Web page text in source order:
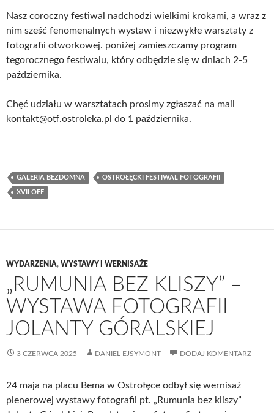
Nasz coroczny festiwal nadchodzi wielkimi krokami, a wraz z
nim sześć fenomenalnych wystaw i niezwykłe warsztaty z
fotografii otworkowej. poniżej zamieszczamy program
tegorocznego festiwalu, który odbędzie się w dniach 2-5
października.
Chęć udziału w warsztatach prosimy zgłaszać na mail
kontakt@otf.ostroleka.pl do 1 października.
GALERIA BEZDOMNA OSTROŁĘCKI FESTIWAL FOTOGRAFII
XVII OFF
WYDARZENIA, WYSTAWY I WERNISAŻE
„RUMUNIA BEZ KLISZY” –
WYSTAWA FOTOGRAFII
JOLANTY GÓRALSKIEJ
3 CZERWCA 2025 DANIEL EJSYMONT DODAJ KOMENTARZ
24 maja na placu Bema w Ostrołęce odbył się wernisaż
plenerowej wystawy fotografii pt. „Rumunia bez kliszy”